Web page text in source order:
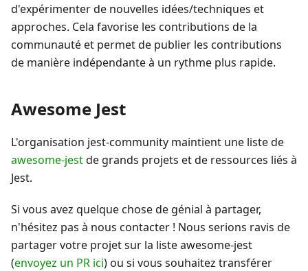
d'expérimenter de nouvelles idées/techniques et
approches. Cela favorise les contributions de la
communauté et permet de publier les contributions
de manière indépendante à un rythme plus rapide.
Awesome Jest
L'organisation jest-community maintient une liste de
awesome-jestde grands projets et de ressources liés à
Jest.
Si vous avez quelque chose de génial à partager,
n'hésitez pas à nous contacter ! Nous serions ravis de
partager votre projet sur la liste awesome-jest
(envoyez un PR ici) ou si vous souhaitez transférer